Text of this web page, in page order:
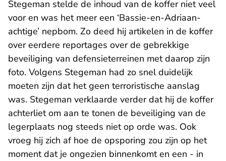
Stegeman stelde de inhoud van de koffer niet veel
voor en was het meer een ‘Bassie-en-Adriaan-
achtige’ nepbom. Zo deed hij artikelen in de koffer
over eerdere reportages over de gebrekkige
beveiliging van defensieterreinen met daarop zijn
foto. Volgens Stegeman had zo snel duidelijk
moeten zijn dat het geen terroristische aanslag
was. Stegeman verklaarde verder dat hij de koffer
achterliet om aan te tonen de beveiliging van de
legerplaats nog steeds niet op orde was. Ook
vroeg hij zich af hoe de opsporing zou zijn op het
moment dat je ongezien binnenkomt en een - in